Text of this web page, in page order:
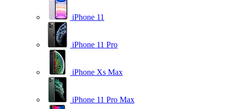
iPhone 11
iPhone 11 Pro
iPhone Xs Max
iPhone 11 Pro Max